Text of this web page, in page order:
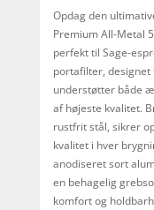
Opdag den
Premium All-Metal
perfekt til Sage-
portafilter,
understøtter både
af højeste kvalitet.
rustfrit stål, sikrer
kvalitet i hver
anodiseret sort
en behagelig
komfort og